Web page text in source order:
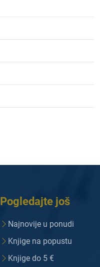
Pogledajte još
Najnovije u ponudi
Knjige na popustu
Knjige do 5 €